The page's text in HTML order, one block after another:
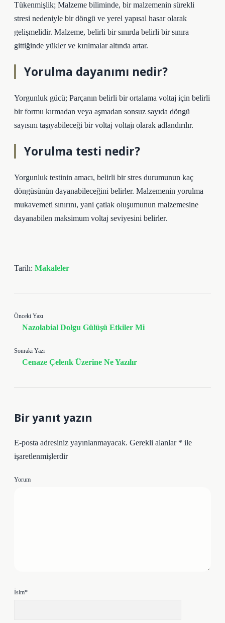
Tükenmişlik; Malzeme biliminde, bir malzemenin sürekli
stresi nedeniyle bir döngü ve yerel yapısal hasar olarak
gelişmelidir. Malzeme, belirli bir sınırda belirli bir sınıra
gittiğinde yükler ve kırılmalar altında artar.
Yorulma dayanımı nedir?
Yorgunluk gücü; Parçanın belirli bir ortalama voltaj için belirli
bir formu kırmadan veya aşmadan sonsuz sayıda döngü
sayısını taşıyabileceği bir voltaj voltajı olarak adlandırılır.
Yorulma testi nedir?
Yorgunluk testinin amacı, belirli bir stres durumunun kaç
döngüsünün dayanabileceğini belirler. Malzemenin yorulma
mukavemeti sınırını, yani çatlak oluşumunun malzemesine
dayanabilen maksimum voltaj seviyesini belirler.
Tarih: Makaleler
Önceki Yazı
Nazolabial Dolgu Gülüşü Etkiler Mi
Sonraki Yazı
Cenaze Çelenk Üzerine Ne Yazılır
Bir yanıt yazın
E-posta adresiniz yayınlanmayacak. Gerekli alanlar * ile
işaretlenmişlerdir
Yorum
İsim*